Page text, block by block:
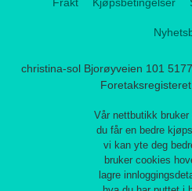
christina-sol Bjorøyveien 101
Vår nettbutikk
du får en bedre
vi kan yte deg
bruker cookies
lagre